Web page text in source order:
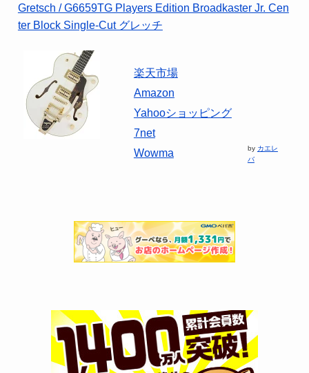
Gretsch / G6659TG Players Edition Broadkaster Jr. Cen
ter Block Single-Cut グレッチ
楽天市場
Amazon
Yahooショッピング
7net
Wowma
by カエレ
バ